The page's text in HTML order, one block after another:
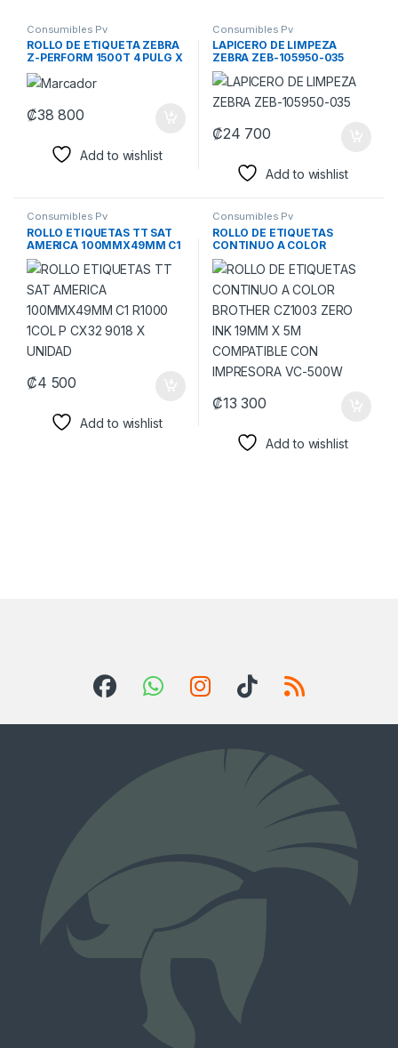
Consumibles Pv
ROLLO DE ETIQUETA ZEBRA
Z-PERFORM 1500T 4 PULG X
6 PULG NUCLEO 3 PULG
TRANSFERENCIA TERMICA
ROLLOS POR CAJA 10018340
₡38 800
Add to wishlist
Consumibles Pv
LAPICERO DE LIMPEZA
ZEBRA ZEB-105950-035
₡24 700
Add to wishlist
Consumibles Pv
ROLLO ETIQUETAS TT SAT
AMERICA 100MMX49MM C1
R1000 1COL P CX32 9018 X
UNIDAD
₡4 500
Add to wishlist
Consumibles Pv
ROLLO DE ETIQUETAS
CONTINUO A COLOR
BROTHER CZ1003 ZERO INK
19MM X 5M COMPATIBLE
CON IMPRESORA VC-500W
₡13 300
Add to wishlist